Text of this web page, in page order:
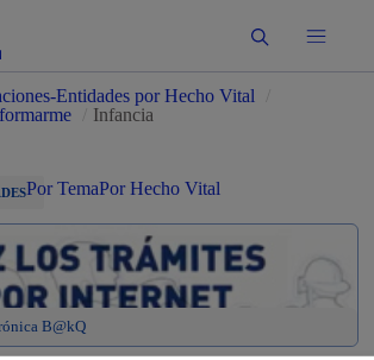
Buscar
Entidades por Hecho Vital
Infancia
Por TemaPor Hecho Vital
B@kQ